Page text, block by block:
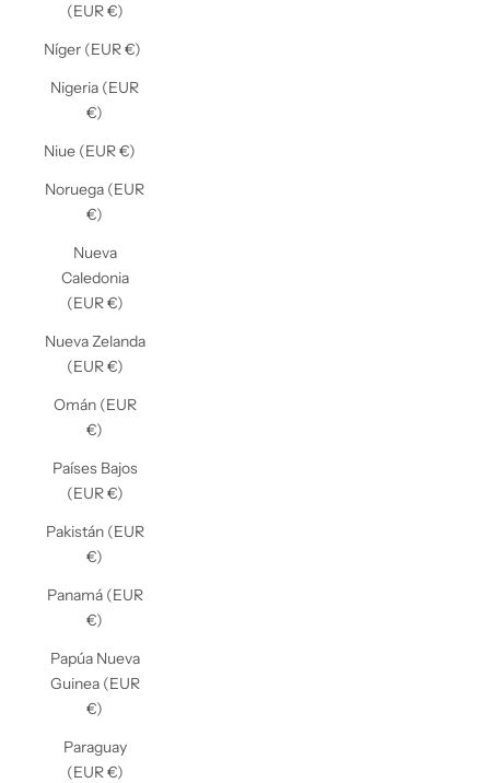
(EUR €)
Níger (EUR €)
Nigeria (EUR
€)
Niue (EUR €)
Noruega (EUR
€)
Nueva
Caledonia
(EUR €)
Nueva Zelanda
(EUR €)
Omán (EUR
€)
Países Bajos
(EUR €)
Pakistán (EUR
€)
Panamá (EUR
€)
Papúa Nueva
Guinea (EUR
€)
Paraguay
(EUR €)